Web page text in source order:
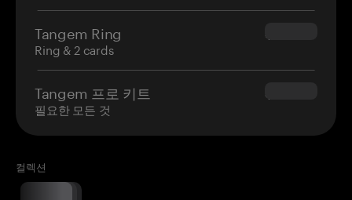
Tangem Ring
Ring & 2 cards
$160.00
Tangem 프로 키트
필요한 모든 것
$180.00
컬렉션